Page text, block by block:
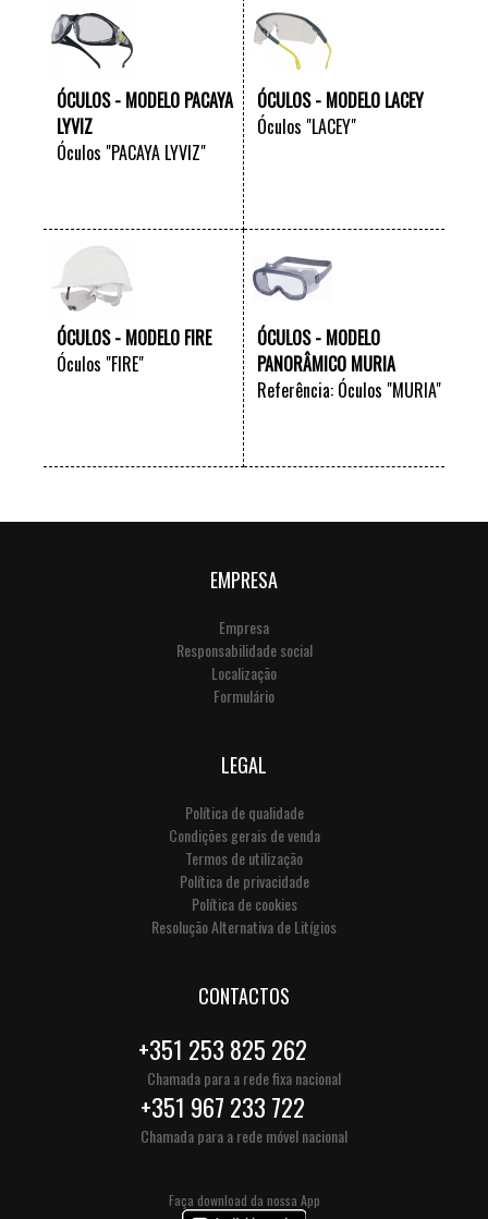
ÓCULOS - MODELO PACAYA
LYVIZ
Óculos "PACAYA LYVIZ"
ÓCULOS - MODELO LACEY
Óculos "LACEY"
ÓCULOS - MODELO FIRE
Óculos "FIRE"
ÓCULOS - MODELO
PANORÂMICO MURIA
Referência: Óculos "MURIA"
EMPRESA
Empresa
Responsabilidade social
Localização
Formulário
LEGAL
Política de qualidade
Condições gerais de venda
Termos de utilização
Política de privacidade
Política de cookies
Resolução Alternativa de Litígios
CONTACTOS
+351 253 825 262
Chamada para a rede fixa nacional
+351 967 233 722
Chamada para a rede móvel nacional
Faça download da nossa App